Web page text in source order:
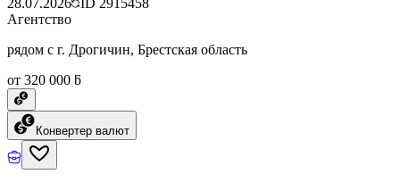
28.07.2026 ID 2915458
Агентство
рядом с г. Дрогичин, Брестская область
от 320 000 ƃ
Конвертер валют